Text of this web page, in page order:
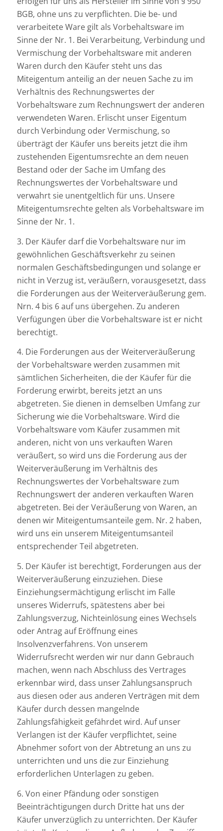
BGB, ohne uns zu verpflichten. Die be- und
verarbeitete Ware gilt als Vorbehaltsware im
Sinne der Nr. 1. Bei Verarbeitung, Verbindung und
Vermischung der Vorbehaltsware mit anderen
Waren durch den Käufer steht uns das
Miteigentum anteilig an der neuen Sache zu im
Verhältnis des Rechnungswertes der
Vorbehaltsware zum Rechnungswert der anderen
verwendeten Waren. Erlischt unser Eigentum
durch Verbindung oder Vermischung, so
überträgt der Käufer uns bereits jetzt die ihm
zustehenden Eigentumsrechte an dem neuen
Bestand oder der Sache im Umfang des
Rechnungswertes der Vorbehaltsware und
verwahrt sie unentgeltlich für uns. Unsere
Miteigentumsrechte gelten als Vorbehaltsware im
Sinne der Nr. 1.
3. Der Käufer darf die Vorbehaltsware nur im
gewöhnlichen Geschäftsverkehr zu seinen
normalen Geschäftsbedingungen und solange er
nicht in Verzug ist, veräußern, vorausgesetzt, dass
die Forderungen aus der Weiterveräußerung gem.
Nrn. 4 bis 6 auf uns übergehen. Zu anderen
Verfügungen über die Vorbehaltsware ist er nicht
berechtigt.
4. Die Forderungen aus der Weiterveräußerung
der Vorbehaltsware werden zusammen mit
sämtlichen Sicherheiten, die der Käufer für die
Forderung erwirbt, bereits jetzt an uns
abgetreten. Sie dienen in demselben Umfang zur
Sicherung wie die Vorbehaltsware. Wird die
Vorbehaltsware vom Käufer zusammen mit
anderen, nicht von uns verkauften Waren
veräußert, so wird uns die Forderung aus der
Weiterveräußerung im Verhältnis des
Rechnungswertes der Vorbehaltsware zum
Rechnungswert der anderen verkauften Waren
abgetreten. Bei der Veräußerung von Waren, an
denen wir Miteigentumsanteile gem. Nr. 2 haben,
wird uns ein unserem Miteigentumsanteil
entsprechender Teil abgetreten.
5. Der Käufer ist berechtigt, Forderungen aus der
Weiterveräußerung einzuziehen. Diese
Einziehungsermächtigung erlischt im Falle
unseres Widerrufs, spätestens aber bei
Zahlungsverzug, Nichteinlösung eines Wechsels
oder Antrag auf Eröffnung eines
Insolvenzverfahrens. Von unserem
Widerrufsrecht werden wir nur dann Gebrauch
machen, wenn nach Abschluss des Vertrages
erkennbar wird, dass unser Zahlungsanspruch
aus diesen oder aus anderen Verträgen mit dem
Käufer durch dessen mangelnde
Zahlungsfähigkeit gefährdet wird. Auf unser
Verlangen ist der Käufer verpflichtet, seine
Abnehmer sofort von der Abtretung an uns zu
unterrichten und uns die zur Einziehung
erforderlichen Unterlagen zu geben.
6. Von einer Pfändung oder sonstigen
Beeinträchtigungen durch Dritte hat uns der
Käufer unverzüglich zu unterrichten. Der Käufer